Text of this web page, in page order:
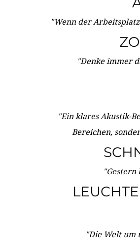
"Wenn der
"Denke immer
"Ein klares Akustik-
Bereichen,
"Gestern
"Die Welt um